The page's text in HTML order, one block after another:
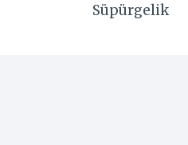
Süpürgelik